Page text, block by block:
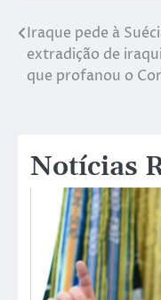
Iraque pede à
extradição de
que profanou o
Notícias